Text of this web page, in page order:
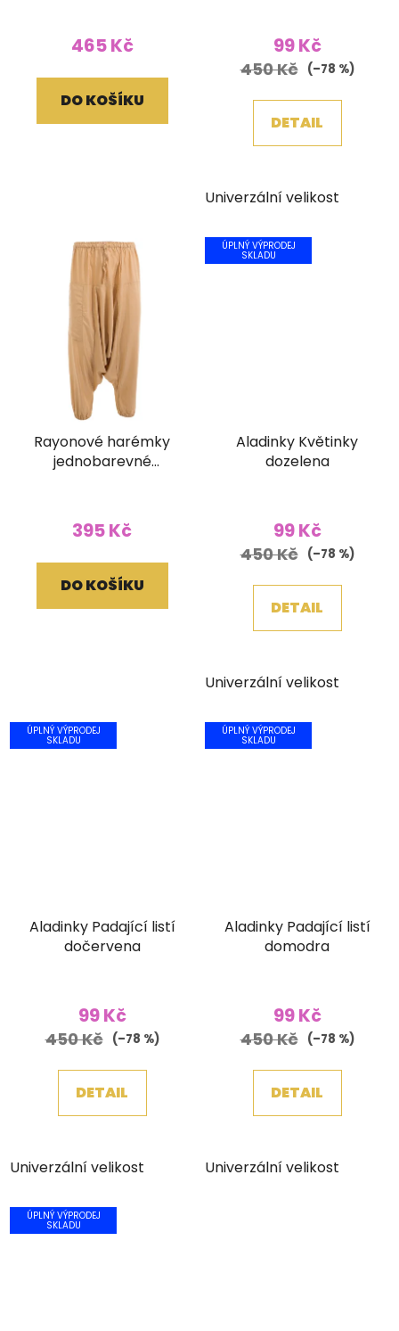
465 Kč
DO KOŠÍKU
99 Kč
450 Kč (–78 %)
DETAIL
Univerzální velikost
Rayonové harémky
jednobarevné
395 Kč
DO KOŠÍKU
ÚPLNÝ VÝPRODEJ
SKLADU
Aladinky Květinky
dozelena
99 Kč
450 Kč (–78 %)
DETAIL
Univerzální velikost
ÚPLNÝ VÝPRODEJ
SKLADU
Aladinky Padající listí
dočervena
99 Kč
450 Kč (–78 %)
DETAIL
Univerzální velikost
ÚPLNÝ VÝPRODEJ
SKLADU
Aladinky Padající listí
domodra
99 Kč
450 Kč (–78 %)
DETAIL
Univerzální velikost
ÚPLNÝ VÝPRODEJ
SKLADU